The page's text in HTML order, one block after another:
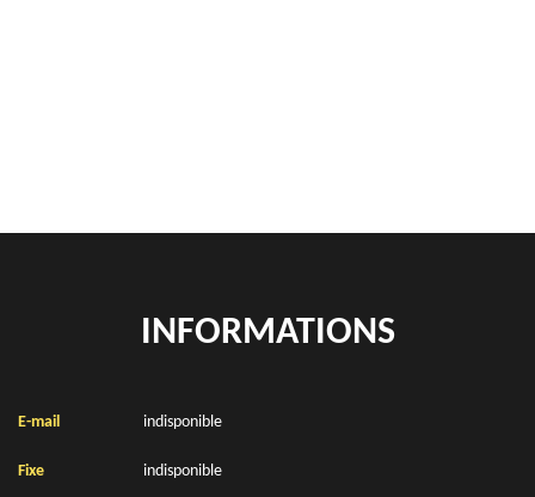
INFORMATIONS
E-mail indisponible
Fixe indisponible